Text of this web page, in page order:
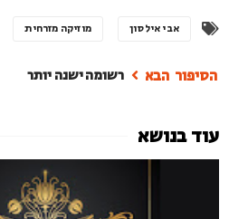
אבי אילסון מוזיקה מזרחית
רשומה ישנה יותר